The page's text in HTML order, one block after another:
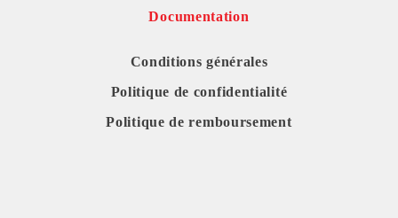
Documentation
Conditions générales
Politique de confidentialité
Politique de remboursement